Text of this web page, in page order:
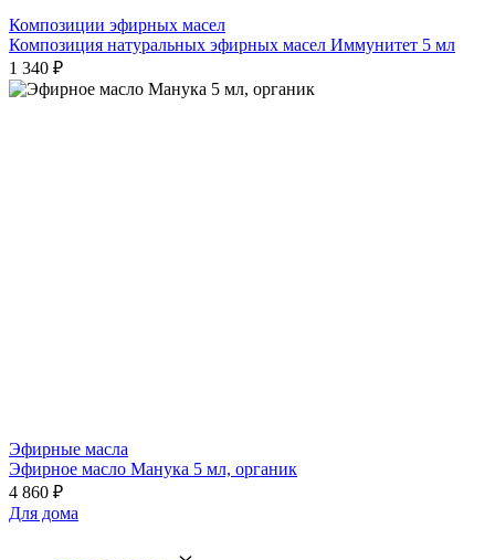
Композиции эфирных масел
Композиция натуральных эфирных масел Иммунитет 5 мл
1 340 ₽
Эфирные масла
Эфирное масло Манука 5 мл, органик
4 860 ₽
Для дома